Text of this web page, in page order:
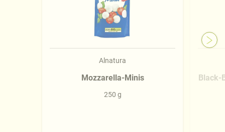
Alnatura
Mozzarella-Minis
250 g
Black-